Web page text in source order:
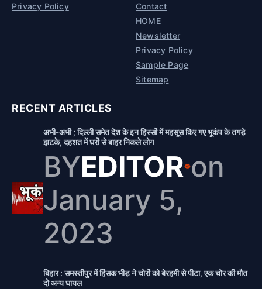
Privacy Policy
Contact
HOME
Newsletter
Privacy Policy
Sample Page
Sitemap
RECENT ARTICLES
अभी-अभी ; दिल्ली समेत देश के इन हिस्सों में महसूस किए गए भूकंप के तगड़े
झटके, दहशत में घरों से बाहर निकले लोग
BYEDITOR on
January 5,
2023
बिहार : समस्तीपुर में हिंसक भीड़ ने चोरों को बेरहमी से पीटा, एक चोर की मौत
दो अन्य घायल